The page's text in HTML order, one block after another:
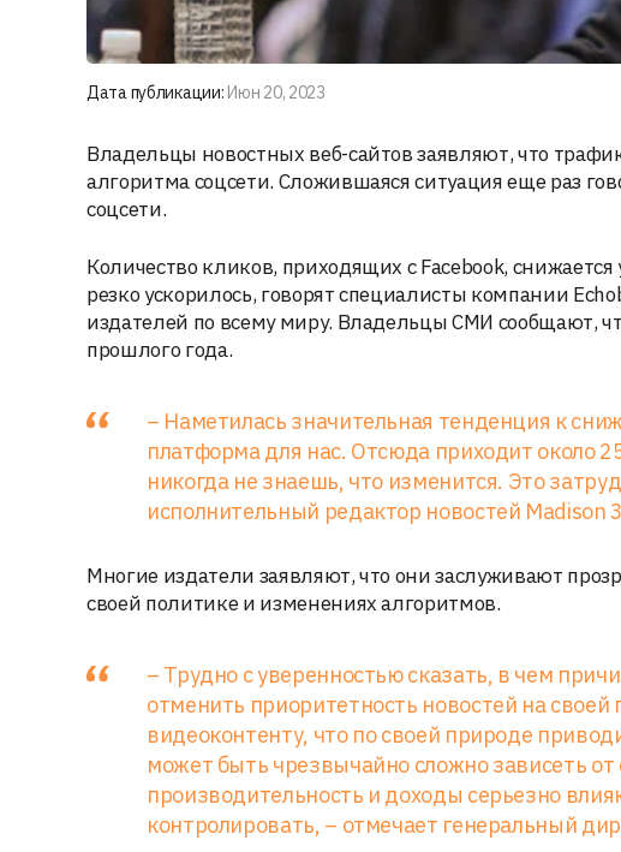
Дата публикации: Июн 20, 2023
Владельцы новостных веб-сайтов заявляют, что
алгоритма соцсети. Сложившаяся ситуация еще раз
соцсети.
Количество кликов, приходящих с Facebook,
резко ускорилось, говорят специалисты компании
издателей по всему миру. Владельцы СМИ сообщают,
прошлого года.
– Наметилась значительная тенденция к
платформа для нас. Отсюда приходит около
никогда не знаешь, что изменится. Это
исполнительный редактор новостей Madison
Многие издатели заявляют, что они заслуживают
своей политике и изменениях алгоритмов.
– Трудно с уверенностью сказать, в чем
отменить приоритетность новостей на
видеоконтенту, что по своей природе
может быть чрезвычайно сложно зависеть
производительность и доходы серьезно
контролировать, – отмечает генеральный